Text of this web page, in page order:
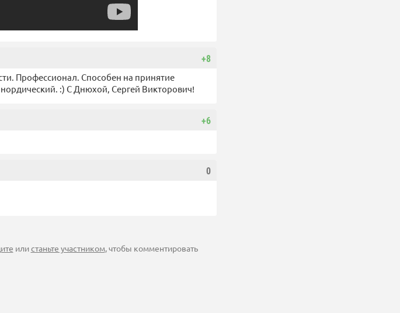
+8
Профессионал. Способен на принятие
:) С Днюхой, Сергей Викторович!
+6
0
илистаньте участником, чтобы комментировать